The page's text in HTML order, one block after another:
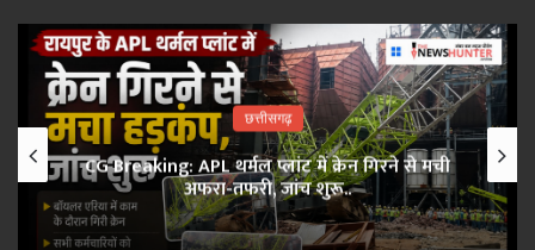
छत्तीसगढ़
CG Breaking: APL थर्मल प्लांट में क्रेन गिरने से मची
अफरा-तफरी, जांच शुरू..